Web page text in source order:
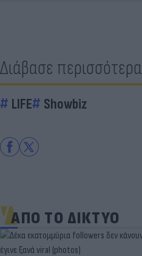
Διάβασε περισσότερα
LIFE Showbiz
ΑΠΟ ΤΟ ΔΙΚΤΥΟ